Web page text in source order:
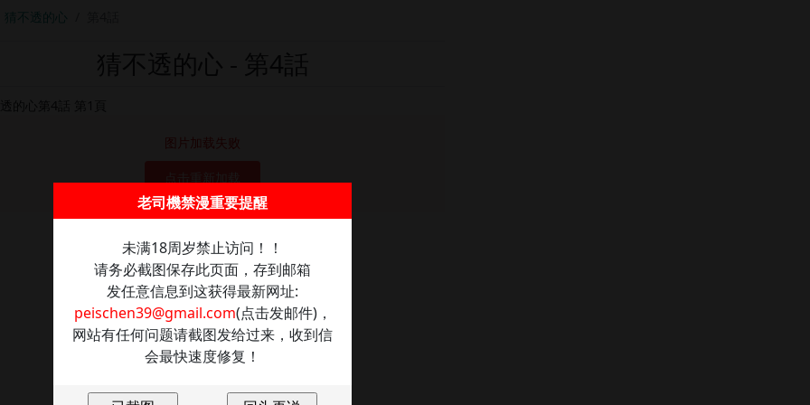
猜不透的心
图片加载失败
老司機禁漫重要提醒
未满18周岁禁止访问！！
请务必截图保存此页面，存到邮箱
发任意信息到这获得最新网址:
peischen39@gmail.com(点击发邮件)，
网站有任何问题请截图发给过来，收到信
会最快速度修复！